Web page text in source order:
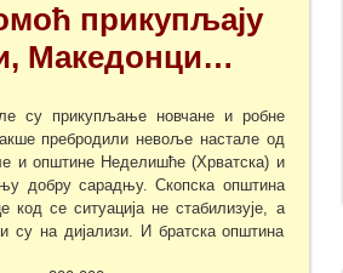
прикупљају
Македонци…
су прикупљање новчане и робне
пребродили невоље настале од
и општине Неделишће (Хрватска) и
добру сарадњу. Скопска општина
се ситуација не стабилизује, а
су на дијализи. И братска општина